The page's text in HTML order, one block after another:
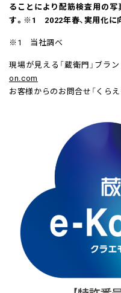
ることにより配筋検査用の
す。※1 2022年春、実用化に
※1 当社調べ
現場が見える「蔵衛門」ブラ
on.com
お客様からのお問合せ「くら